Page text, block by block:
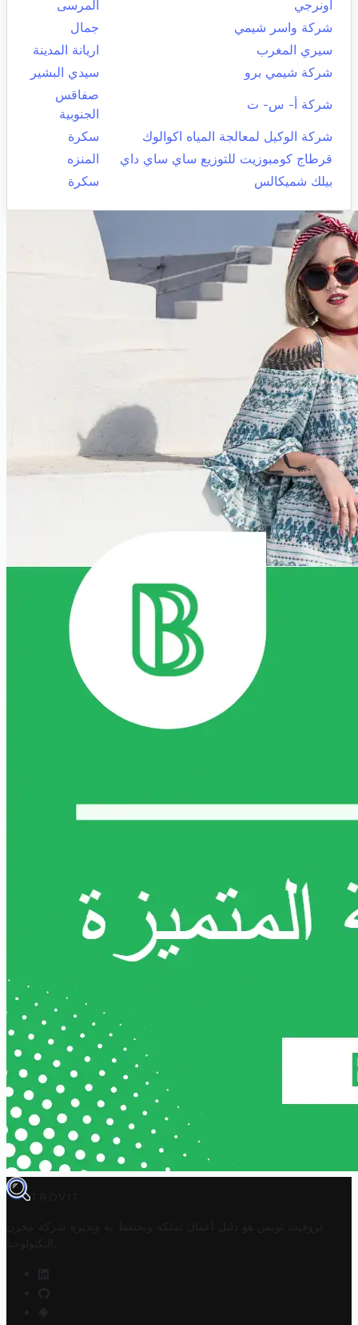
اونرجي
المرسى
شركة واسر شيمي
جمال
سيري المغرب
اريانة المدينة
شركة شيمي برو
سيدي البشير
شركة أ- س- ت
صفاقس
الجنوبية
شركة الوكيل لمعالجة المياه اكوالوك
سكرة
قرطاج كومبوزيت للتوزيع ساي ساي داي
المنزه
بيلك شميكالس
سكرة
TROVIT
تروفيت تونس هو دليل أعمال تملكه وتحتفظ به وتديره
شركة مخزن
التكنولوجيا